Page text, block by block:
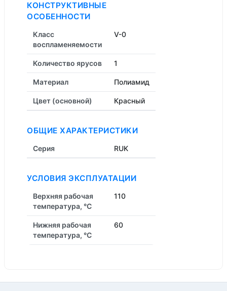
КОНСТРУКТИВНЫЕ
ОСОБЕННОСТИ
Класс
воспламеняемости
V-0
Количество ярусов 1
Материал Полиамид
Цвет (основной) Красный
ОБЩИЕ ХАРАКТЕРИСТИКИ
Серия RUK
УСЛОВИЯ ЭКСПЛУАТАЦИИ
Верхняя рабочая
температура, °C
110
Нижняя рабочая
температура, °C
60